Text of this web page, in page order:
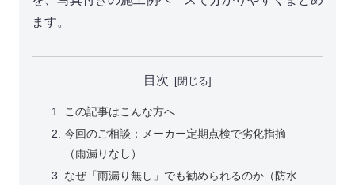
ます。
目次
この記事はこんな方へ
今回のご相談：メーカー定期点検で劣化指摘
（雨漏りなし）
なぜ「雨漏り無し」でも勧められるのか（防水